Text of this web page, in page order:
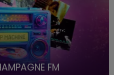
FM